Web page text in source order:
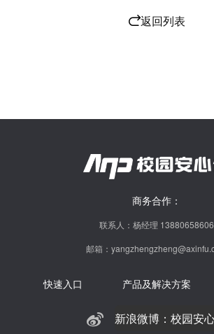
返回列表
商务合作：
联系人：杨经理 13880658606
邮箱：
快速入口 产品及解决方案
新浪微博：校园安